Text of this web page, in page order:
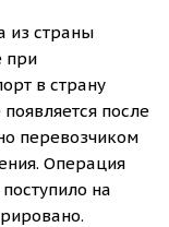
из страны
при
в страну
после
перевозчиком
Операция
на